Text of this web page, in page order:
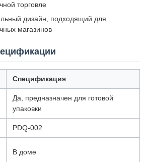
торговле
дизайн, подходящий для
магазинов
Спецификация
Да, предназначен для готовой
упаковки
PDQ-002
В доме